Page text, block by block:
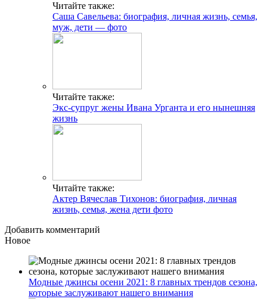
Читайте также:
Саша Савельева: биография, личная жизнь, семья,
муж, дети — фото
Читайте также:
Экс-супруг жены Ивана Урганта и его нынешняя
жизнь
Читайте также:
Актер Вячеслав Тихонов: биография, личная
жизнь, семья, жена дети фото
Добавить комментарий
Новое
Модные джинсы осени 2021: 8 главных трендов сезона,
которые заслуживают нашего внимания